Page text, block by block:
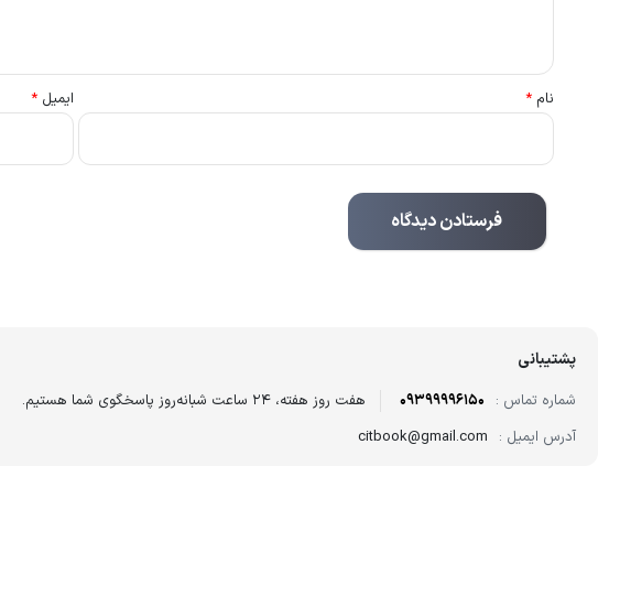
نام* ایمیل*
پشتیبانی
شماره تماس : 09399996150
هفت روز هفته، ۲۴ ساعت شبانه‌روز پاسخگوی شما هستیم.
آدرس ایمیل : citbook@gmail.com